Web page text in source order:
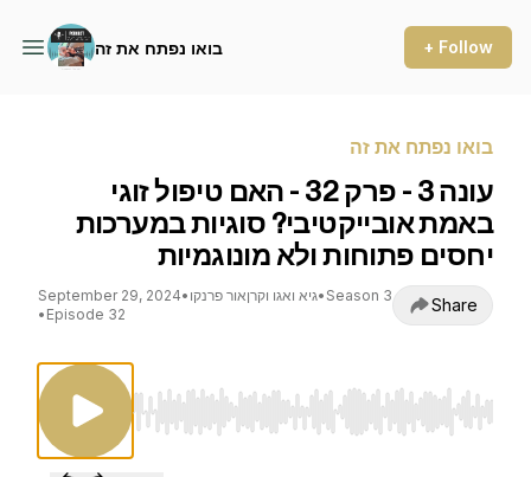
בואו נפתח את זה + Follow
בואו נפתח את זה
עונה 3 - פרק 32 - האם טיפול זוגי
באמת אובייקטיבי? סוגיות במערכות
יחסים פתוחות ולא מונוגמיות
September 29, 2024• גיא ואגו וקרןאור פרנקו• Season 3
• Episode 32 Share
Use Left/Right to seek, Home/End to jump